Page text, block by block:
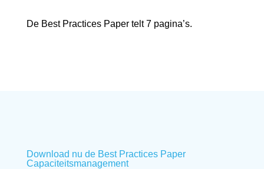
De Best Practices Paper telt 7 pagina’s.
Download nu de Best Practices Paper
Capaciteitsmanagement